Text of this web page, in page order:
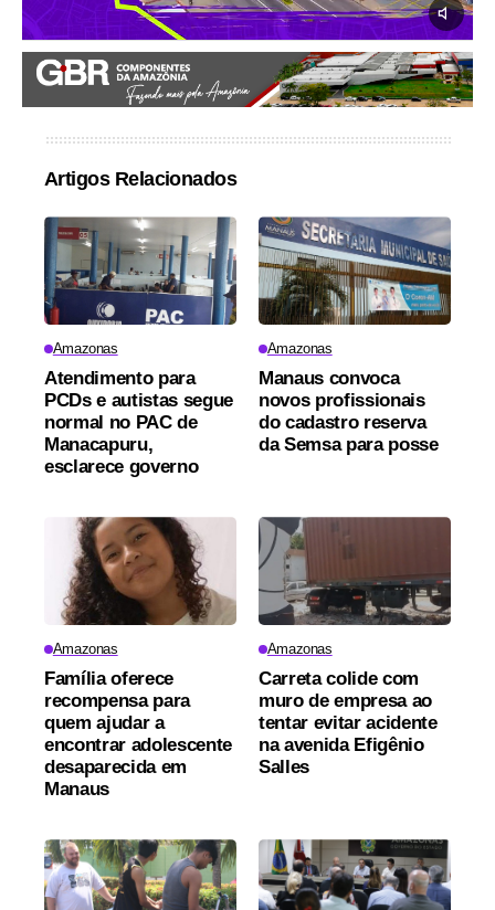
Artigos Relacionados
Amazonas
Atendimento para
PCDs e autistas segue
normal no PAC de
Manacapuru,
esclarece governo
Amazonas
Manaus convoca
novos profissionais
do cadastro reserva
da Semsa para posse
Amazonas
Família oferece
recompensa para
quem ajudar a
encontrar adolescente
desaparecida em
Manaus
Amazonas
Carreta colide com
muro de empresa ao
tentar evitar acidente
na avenida Efigênio
Salles